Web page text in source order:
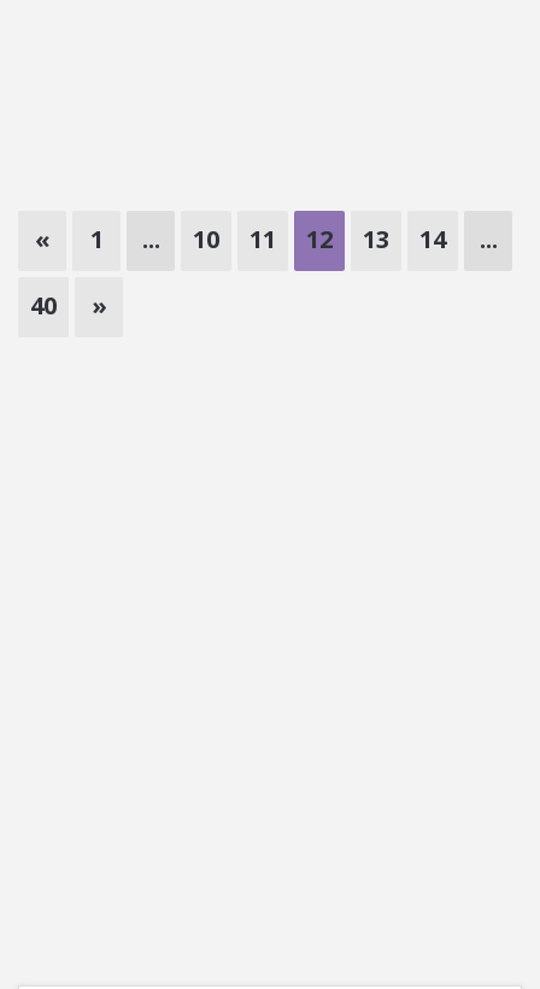
« 1 ... 10 11 12 13 14 ...
40 »